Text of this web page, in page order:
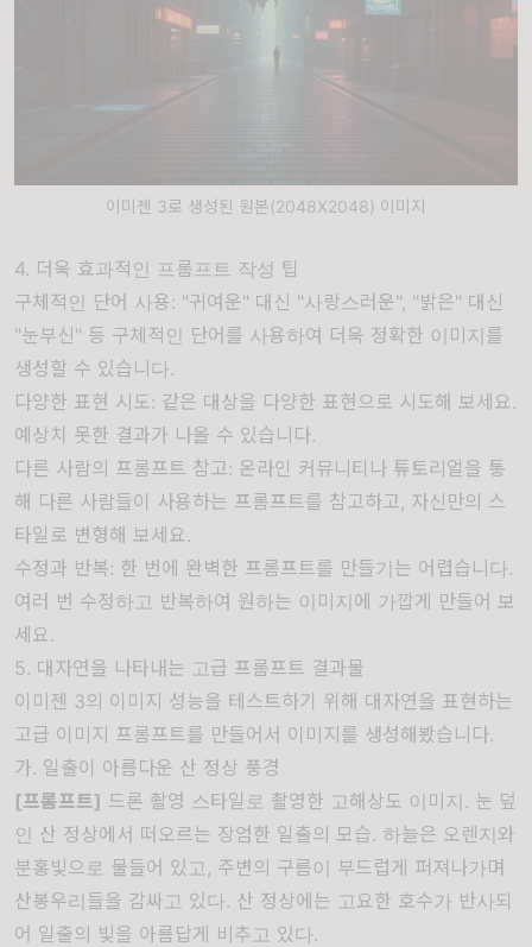
이미젠 3로 생성된 원본(2048X2048) 이미지
4. 더욱 효과적인 프롬프트 작성 팁
구체적인 단어 사용: "귀여운" 대신 "사랑스러운", "밝은" 대신
"눈부신" 등 구체적인 단어를 사용하여 더욱 정확한 이미지를
생성할 수 있습니다.
다양한 표현 시도: 같은 대상을 다양한 표현으로 시도해 보세요.
예상치 못한 결과가 나올 수 있습니다.
다른 사람의 프롬프트 참고: 온라인 커뮤니티나 튜토리얼을 통
해 다른 사람들이 사용하는 프롬프트를 참고하고, 자신만의 스
타일로 변형해 보세요.
수정과 반복: 한 번에 완벽한 프롬프트를 만들기는 어렵습니다.
여러 번 수정하고 반복하여 원하는 이미지에 가깝게 만들어 보
세요.
5. 대자연을 나타내는 고급 프롬프트 결과물
이미젠 3의 이미지 성능을 테스트하기 위해 대자연을 표현하는
고급 이미지 프롬프트를 만들어서 이미지를 생성해봤습니다.
가. 일출이 아름다운 산 정상 풍경
[프롬프트] 드론 촬영 스타일로 촬영한 고해상도 이미지. 눈 덮
인 산 정상에서 떠오르는 장엄한 일출의 모습. 하늘은 오렌지와
분홍빛으로 물들어 있고, 주변의 구름이 부드럽게 퍼져나가며
산봉우리들을 감싸고 있다. 산 정상에는 고요한 호수가 반사되
어 일출의 빛을 아름답게 비추고 있다.